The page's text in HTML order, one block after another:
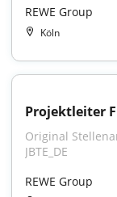
REWE Group
Köln
Projektleiter
Original
JBTE_DE
REWE Group